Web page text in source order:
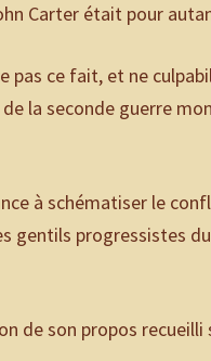
Carter était pour
ce fait, et ne
la seconde guerre
à schématiser le
gentils progressistes
de son propos